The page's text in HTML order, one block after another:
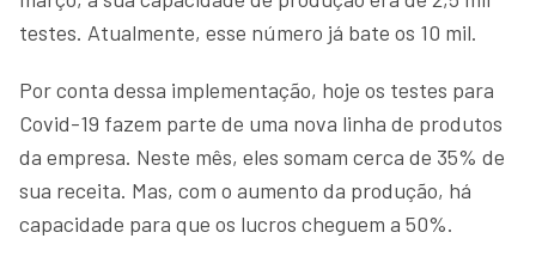
testes. Atualmente, esse número já bate os 10 mil.
Por conta dessa implementação, hoje os testes para
Covid-19 fazem parte de uma nova linha de produtos
da empresa. Neste mês, eles somam cerca de 35% de
sua receita. Mas, com o aumento da produção, há
capacidade para que os lucros cheguem a 50%.